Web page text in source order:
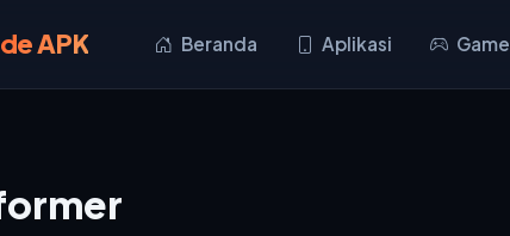
APK Beranda Aplikasi Game